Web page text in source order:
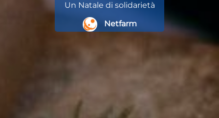
Un Natale di solidarietà
Netfarm